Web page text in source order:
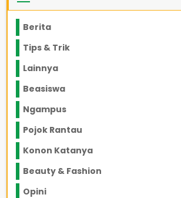
Berita
Tips & Trik
Lainnya
Beasiswa
Ngampus
Pojok Rantau
Konon Katanya
Beauty & Fashion
Opini